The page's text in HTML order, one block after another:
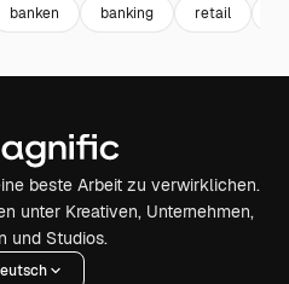
banken banking retail
beste Arbeit zu verwirklichen.
unter Kreativen, Unternehmen,
und Studios.